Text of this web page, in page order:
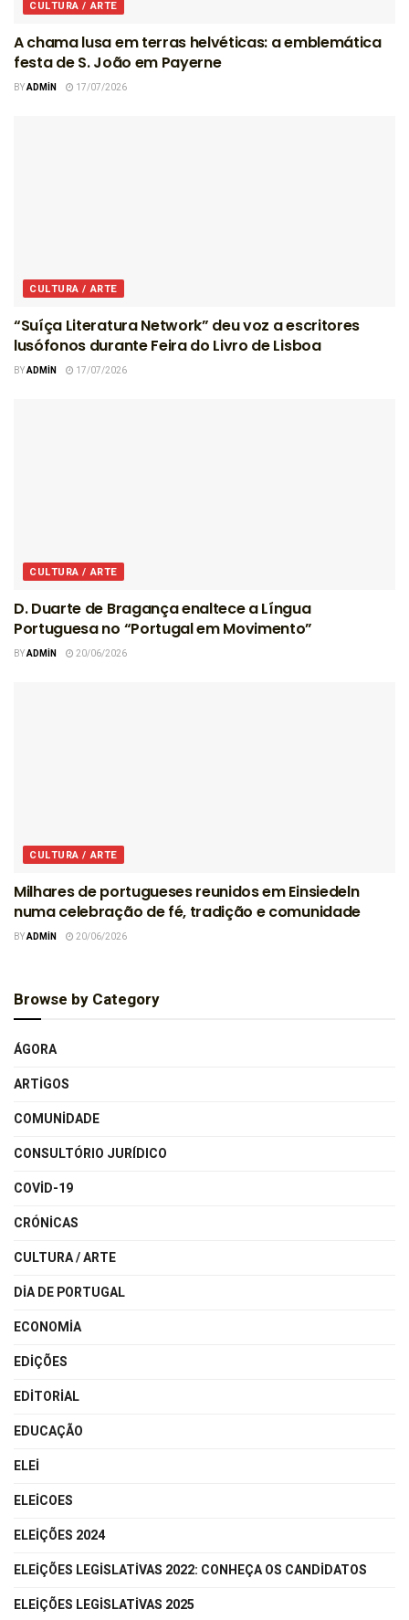
CULTURA / ARTE
A chama lusa em terras helvéticas: a emblemática
festa de S. João em Payerne
BYADMIN 17/07/2026
CULTURA / ARTE
“Suíça Literatura Network” deu voz a escritores
lusófonos durante Feira do Livro de Lisboa
BYADMIN 17/07/2026
CULTURA / ARTE
D. Duarte de Bragança enaltece a Língua
Portuguesa no “Portugal em Movimento”
BYADMIN 20/06/2026
CULTURA / ARTE
Milhares de portugueses reunidos em Einsiedeln
numa celebração de fé, tradição e comunidade
BYADMIN 20/06/2026
Browse by Category
ÁGORA
ARTIGOS
COMUNIDADE
CONSULTÓRIO JURÍDICO
COVID-19
CRÓNICAS
CULTURA / ARTE
DIA DE PORTUGAL
ECONOMIA
EDIÇÕES
EDITORIAL
EDUCAÇÃO
ELEI
ELEICOES
ELEIÇÕES 2024
ELEIÇÕES LEGISLATIVAS 2022: CONHEÇA OS CANDIDATOS
ELEIÇÕES LEGISLATIVAS 2025